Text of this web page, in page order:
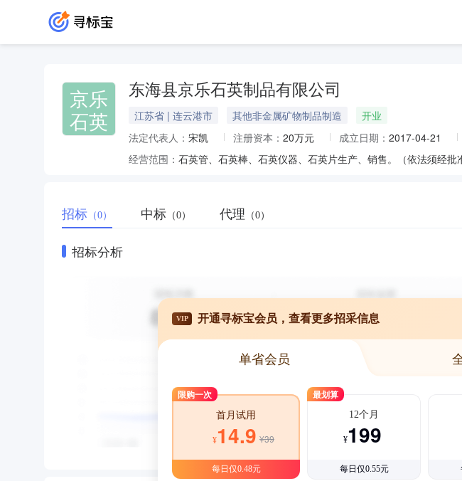
京乐
石英
东海县京乐石英制品有限公司
江苏省 | 连云港市 其他非金属矿物制品制造
开业
法定代表人： 宋凯 注册资本： 20万元 成立日期： 2017-04-21
经营范围： 石英管、石英棒、石英仪器、石英片生产、销售。（依法须经
招标 （0） 中标 （0） 代理 （0）
招标分析
VIP 开通寻标宝会员，查看更多招采信息
单省会员
限购一次
首月试用
¥14.9 ¥39
每日仅0.48元
最划算
12个月
¥199
每日仅0.55元